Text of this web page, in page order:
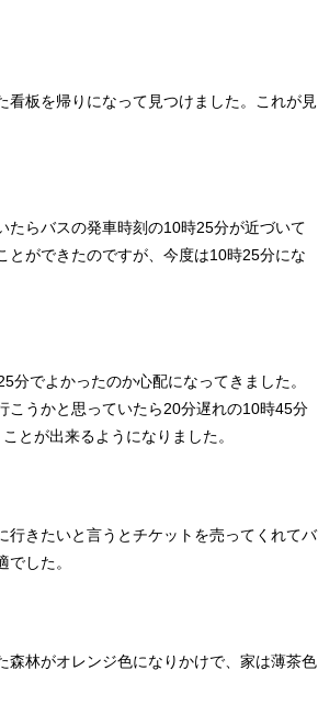
板を帰りになって見つけました。これが見
らバスの発車時刻の10時25分が近づいて
とができたのですが、今度は10時25分にな
でよかったのか心配になってきました。
こうかと思っていたら20分遅れの10時45分
とが出来るようになりました。
きたいと言うとチケットを売ってくれてバ
した。
林がオレンジ色になりかけで、家は薄茶色